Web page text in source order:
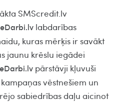
SMScredit.lv
labdarības
kuras mērķis ir savākt
jaunu krēslu iegādei
pārstāvji kļuvuši
vēstnešiem un
sabiedrības daļu aicinot